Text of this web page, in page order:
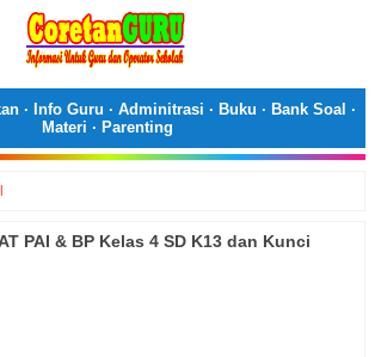
· Info Guru · Adminitrasi · Buku · Bank Soal ·
Materi · Parenting
PAI & BP Kelas 4 SD K13 dan Kunci